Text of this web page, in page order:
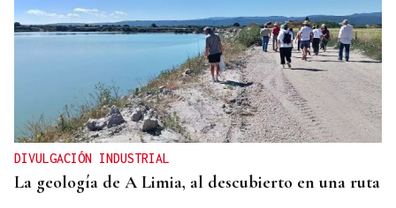
DIVULGACIÓN INDUSTRIAL
La geología de A Limia, al descubierto en una ruta